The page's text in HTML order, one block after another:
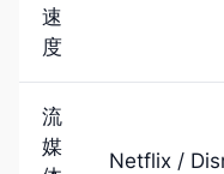
速
度
流
媒
Netflix /